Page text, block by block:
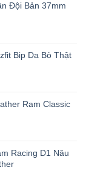
Đội Bản 37mm
VND.
Bip Da Bò Thật
Ram Classic
Racing D1 Nâu